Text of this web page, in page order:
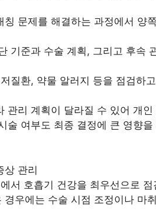
문제를 해결하는 과정에서 양
기준과 수술 계획, 그리고 후속
질환, 약물 알러지 등을 점검하
관리 계획이 달라질 수 있어 개
술 여부도 최종 결정에 큰 영향
상 관리
서 호흡기 건강을 최우선으로
우에는 수술 시점 조정이나 마